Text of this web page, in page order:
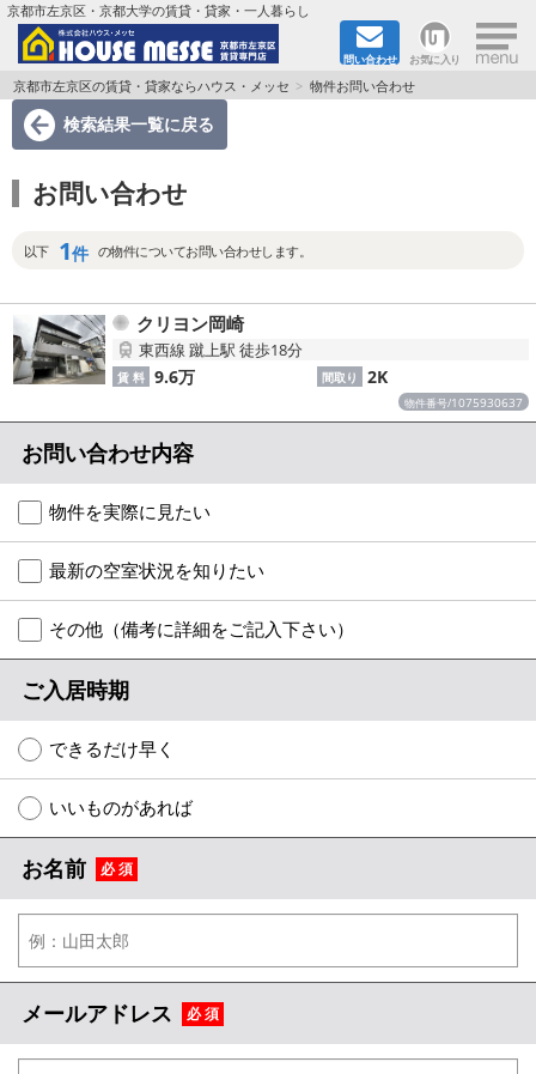
京都市左京区・京都大学の賃貸・貸家・一人暮らし
問い合わせ お気に入り ×
TOPページ
地図から検索
地域から検索
京都大学＆京都芸術大学生さんに
書類DL & 入居者さまへ
家族で住むならマンション？賃家？
一人暮らしの物件特集
ペット相談OKの賃貸！
特選物件
ハウスメーカー施工特集！
路線·駅から探す
IT重説について
スタッフ紹介
店舗情報·アクセス
会社概要
メールでお問い合わせ
京都市左京区の賃貸・貸家ならハウス・メッセ 物件お問い合わせ
検索結果一覧に戻る
お問い合わせ
以下 1件 の物件についてお問い合わせします。
物件番号/1075930637
クリヨン岡崎
東西線 蹴上駅 徒歩18分
賃 料 9.6万 間取り 2K
お問い合わせ内容
物件を実際に見たい
最新の空室状況を知りたい
その他（備考に詳細をご記入下さい）
ご入居時期
できるだけ早く
いいものがあれば
お名前 必 須
メールアドレス 必 須